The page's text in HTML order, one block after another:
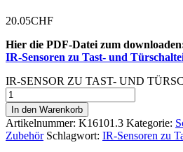
20.05CHF
Hier die PDF-Datei zum
IR-Sensoren zu Tast- und
IR-SENSOR ZU TAST- UND
In den Warenkorb
Artikelnummer: K16101.3 Kategorie:
Zubehör Schlagwort: IR-Sensoren zu